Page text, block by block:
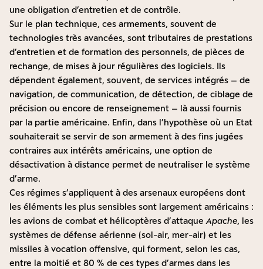
une obligation d’entretien et de contrôle.
Sur le plan technique, ces armements, souvent de
technologies très avancées, sont tributaires de prestations
d’entretien et de formation des personnels, de pièces de
rechange, de mises à jour régulières des logiciels. Ils
dépendent également, souvent, de services intégrés – de
navigation, de communication, de détection, de ciblage de
précision ou encore de renseignement – là aussi fournis
par la partie américaine. Enfin, dans l’hypothèse où un Etat
souhaiterait se servir de son armement à des fins jugées
contraires aux intérêts américains, une option de
désactivation à distance permet de neutraliser le système
d’arme.
Ces régimes s’appliquent à des arsenaux européens dont
les éléments les plus sensibles sont largement américains :
les avions de combat et hélicoptères d’attaque Apache, les
systèmes de défense aérienne (sol-air, mer-air) et les
missiles à vocation offensive, qui forment, selon les cas,
entre la moitié et 80 % de ces types d’armes dans les